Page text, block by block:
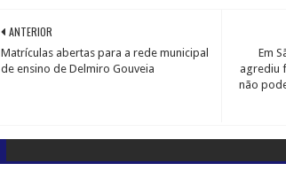
Em
agrediu
não
ANTERIOR
Matrículas abertas para a rede municipal
de ensino de Delmiro Gouveia